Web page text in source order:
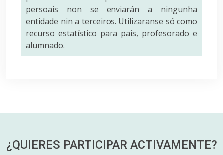
persoais non se enviarán a ningunha
entidade nin a terceiros. Utilizaranse só como
recurso estatístico para pais, profesorado e
alumnado.
¿QUIERES PARTICIPAR ACTIVAMENTE?